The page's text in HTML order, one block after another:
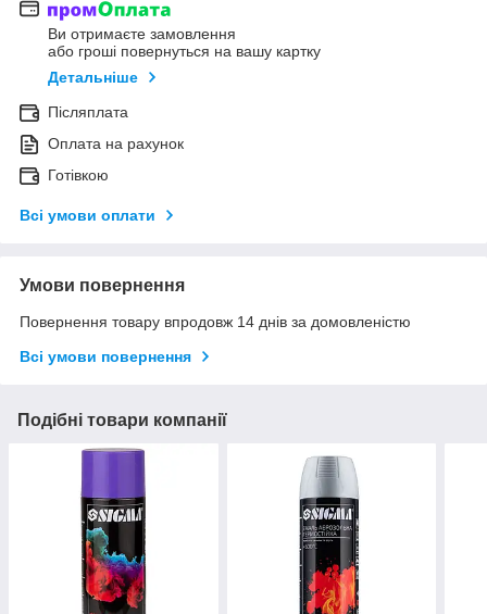
Ви отримаєте замовлення
або гроші повернуться на вашу картку
Детальніше
Післяплата
Оплата на рахунок
Готівкою
Всі умови оплати
Умови повернення
Повернення товару впродовж 14 днів за домовленістю
Всі умови повернення
Подібні товари компанії